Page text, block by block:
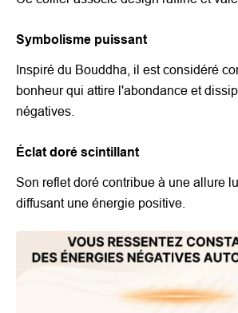
Symbolisme puissant
Inspiré du Bouddha, il est considéré
bonheur qui attire l'abondance et
négatives.
Éclat doré scintillant
Son reflet doré contribue à une allure
diffusant une énergie positive.